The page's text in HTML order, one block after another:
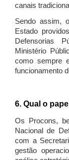
canais
Sendo assim,
Estado
Defensorias
Ministério
como sempre
funcionamento
6. Qual o
Os Procons,
Nacional de
com a
gestão